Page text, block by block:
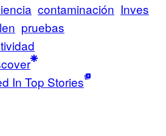
contaminación Inves
pruebas
In Top Stories